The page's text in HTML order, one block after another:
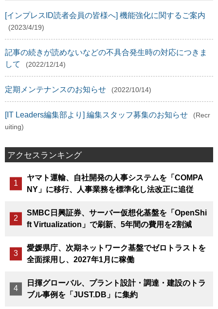
[インプレスID読者会員の皆様へ] 機能強化に関するご案内
(2023/4/19)
記事の続きが読めないなどの不具合発生時の対応につきま
して
(2022/12/14)
定期メンテナンスのお知らせ (2022/10/14)
[IT Leaders編集部より] 編集スタッフ募集のお知らせ
(Recr
uiting)
アクセスランキング
ヤマト運輸、自社開発の人事システムを「COMPA
NY」に移行、人事業務を標準化し法改正に追従
SMBC日興証券、サーバー仮想化基盤を「OpenShi
ft Virtualization」で刷新、5年間の費用を2割減
愛媛県庁、次期ネットワーク基盤でゼロトラストを
全面採用し、2027年1月に稼働
日揮グローバル、プラント設計・調達・建設のトラ
ブル事例を「JUST.DB」に集約